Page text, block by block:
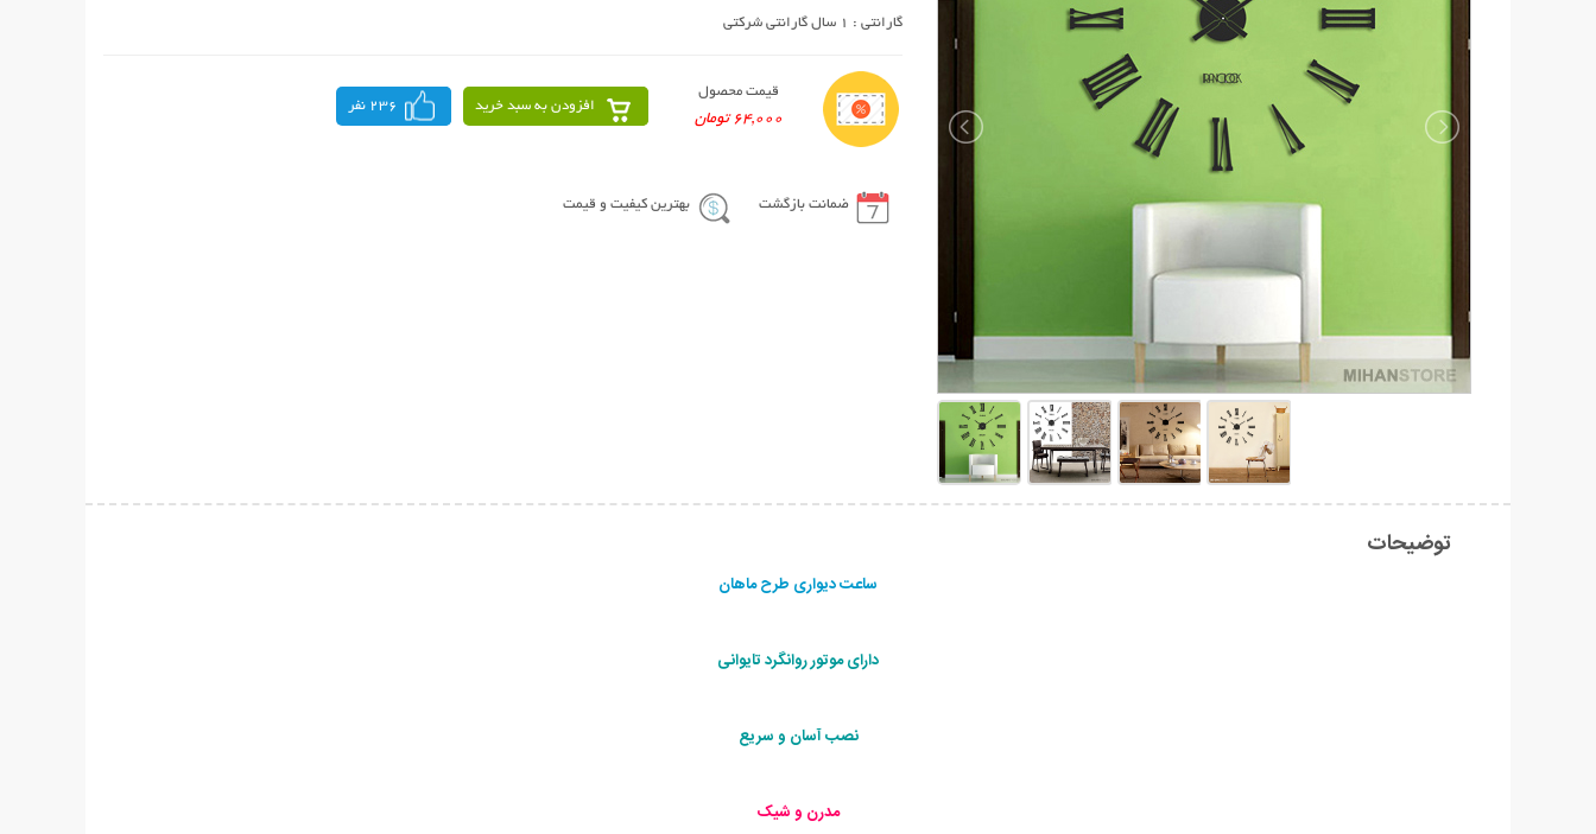
گارانتی : 1 سال گارانتی شرکتی
قیمت محصول
64,000 تومان
افزودن به سبد خرید 236 نفر
ضمانت بازگشت بهترین کیفیت و قیمت
توضیحات
ساعت دیواری طرح ماهان
دارای موتور روانگرد تایوانی
نصب آسان و سریع
مدرن و شیک